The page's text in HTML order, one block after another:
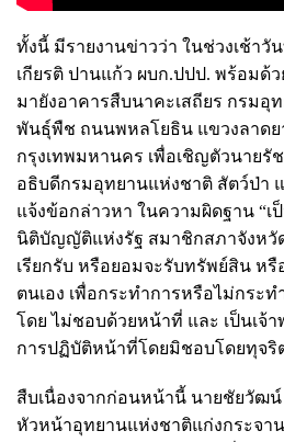
ทั้งนี้ มีรายงานข่าวว่า ในช่วงเช้าวั
เกียรติ ปานแก้ว ผบก.ปปป. พร้อมด้
มายังอาคารสืบนาคะเสถียร กรมอุ
พันธุ์พืช ถนนพหลโยธิน แขวงลาดย
กรุงเทพมหานคร เพื่อเชิญตัวนายรั
อธิบดีกรมอุทยานแห่งชาติ สัตว์ป่า
แจ้งข้อกล่าวหา ในความผิดฐาน “
นิติบัญญัติแห่งรัฐ สมาชิกสภาจังหวั
เรียกรับ หรือยอมจะรับทรัพย์สิน ห
ตนเอง เพื่อกระทำการหรือไม่กระ
โดย ไม่ชอบด้วยหน้าที่ และ เป็นเจ้
การปฏิบัติหน้าที่โดยมิชอบโดยทุจริ
สืบเนื่องจากก่อนหน้านี้ นายชัยวัฒ
หัวหน้าอุทยานแห่งชาติแก่งกระจาน